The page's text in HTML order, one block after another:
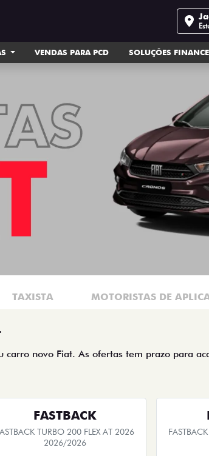
VENDAS PARA PCD SOLUÇÕES
TAXISTA MOTORISTAS DE
carro novo Fiat. As ofertas tem prazo para
FASTBACK
TURBO 200 FLEX AT 2026
2026/2026